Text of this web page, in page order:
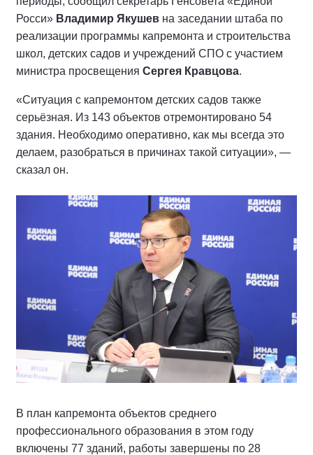
Росси» Владимир Якушев на заседании штаба по
реализации программы капремонта и строительства
школ, детских садов и учреждений СПО с участием
министра просвещения Сергея Кравцова.
«Ситуация с капремонтом детских садов также
серьёзная. Из 143 объектов отремонтировано 54
здания. Необходимо оперативно, как мы всегда это
делаем, разобраться в причинах такой ситуации», —
сказал он.
В план капремонта объектов среднего
профессионального образования в этом году
включены 77 зданий, работы завершены по 28